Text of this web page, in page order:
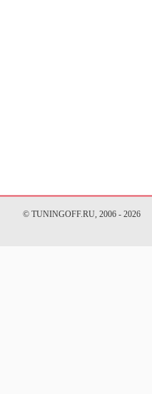
© TUNINGOFF.RU, 2006 - 2026